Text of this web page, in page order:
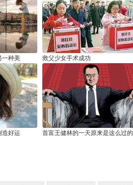
一种美 救父少女手术成功
造好运 首富王健林的一天原来是这么过的